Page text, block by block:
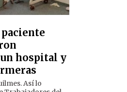
hospital y
Así lo